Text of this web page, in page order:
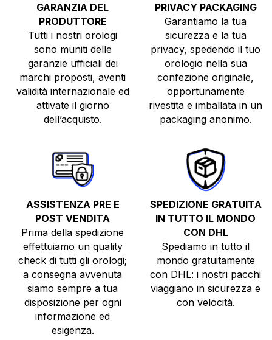
TUTTI GLI OROLOGI
TOP BRANDS
VENDI O PERMUTA
GARANZIA DEL
PRODUTTORE
Tutti i nostri orologi
sono muniti delle
garanzie ufficiali dei
marchi proposti, aventi
validità internazionale ed
attivate il giorno
dell’acquisto.
PRIVACY PACKAGING
Garantiamo la tua
sicurezza e la tua
privacy, spedendo il tuo
orologio nella sua
confezione originale,
opportunamente
rivestita e imballata in un
packaging anonimo.
ASSISTENZA PRE E
POST VENDITA
Prima della spedizione
effettuiamo un quality
check di tutti gli orologi;
a consegna avvenuta
siamo sempre a tua
disposizione per ogni
informazione ed
esigenza.
SPEDIZIONE GRATUITA
IN TUTTO IL MONDO
CON DHL
Spediamo in tutto il
mondo gratuitamente
con DHL: i nostri pacchi
viaggiano in sicurezza e
con velocità.